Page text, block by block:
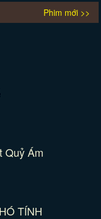
Phim mới >>
Quỷ Ám
TÍNH